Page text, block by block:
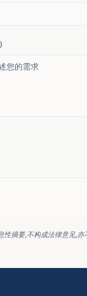
摘要,不构成法律意见,亦